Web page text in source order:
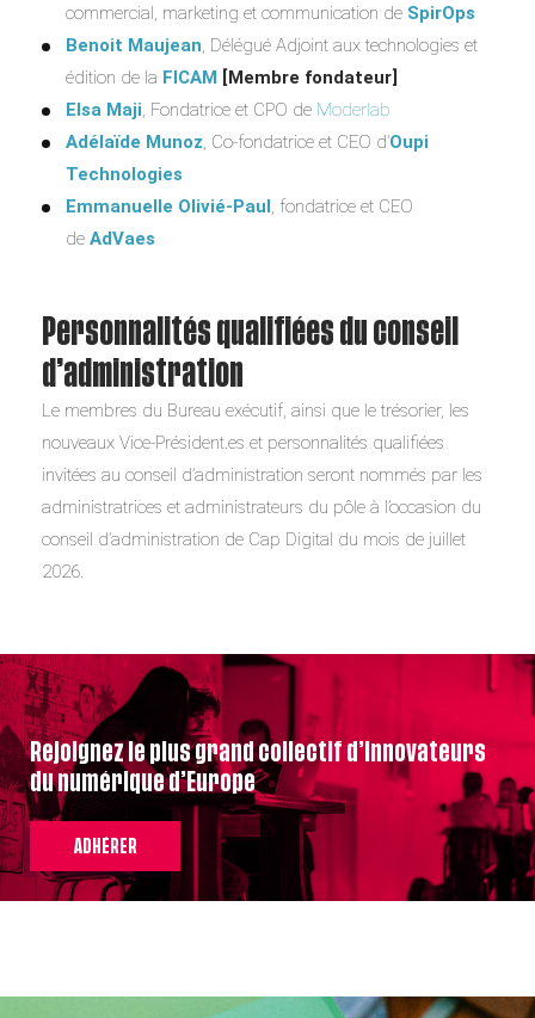
commercial, marketing et communication de SpirOps
Benoit Maujean , Délégué Adjoint aux technologies et
édition de la FICAM [Membre fondateur]
Elsa Maji , Fondatrice et CPO de Moderlab
Adélaïde Munoz , Co-fondatrice et CEO d’Oupi
Technologies
Emmanuelle Olivié-Paul , fondatrice et CEO
de AdVaes
Personnalités qualifiées du conseil
d’administration
Le membres du Bureau exécutif, ainsi que le trésorier, les
nouveaux Vice-Président.es et personnalités qualifiées
invitées au conseil d’administration seront nommés par les
administratrices et administrateurs du pôle à l’occasion du
conseil d’administration de Cap Digital du mois de juillet
2026.
Rejoignez le plus grand collectif d’innovateurs
du numérique d’Europe
ADHÉRER